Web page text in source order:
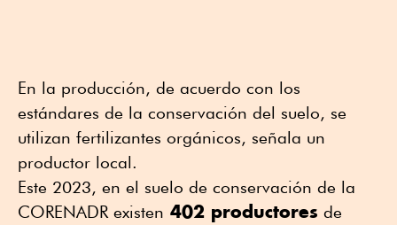
En la producción, de acuerdo con los
estándares de la conservación del suelo, se
utilizan fertilizantes orgánicos, señala un
productor local.
Este 2023, en el suelo de conservación de la
CORENADR existen 402 productores de